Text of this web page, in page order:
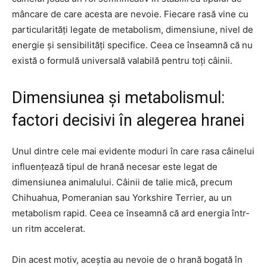
mâncare de care acesta are nevoie. Fiecare rasă vine cu
particularități legate de metabolism, dimensiune, nivel de
energie și sensibilități specifice. Ceea ce înseamnă că nu
există o formulă universală valabilă pentru toți câinii.
Dimensiunea și metabolismul:
factori decisivi în alegerea hranei
Unul dintre cele mai evidente moduri în care rasa câinelui
influențează tipul de hrană necesar este legat de
dimensiunea animalului. Câinii de talie mică, precum
Chihuahua, Pomeranian sau Yorkshire Terrier, au un
metabolism rapid. Ceea ce înseamnă că ard energia într-
un ritm accelerat.
Din acest motiv, aceștia au nevoie de o hrană bogată în